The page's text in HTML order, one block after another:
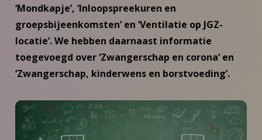
‘Mondkapje’, ‘Inloopspreekuren en
groepsbijeenkomsten’ en ‘Ventilatie op JGZ-
locatie’. We hebben daarnaast informatie
toegevoegd over ‘Zwangerschap en corona’ en
‘Zwangerschap, kinderwens en borstvoeding’.